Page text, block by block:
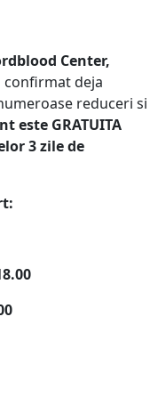
Center,
confirmat deja
reduceri si
este GRATUITA
3 zile de